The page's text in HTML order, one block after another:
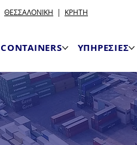
ΘΕΣΣΑΛΟΝΙΚΗ | ΚΡΗΤΗ
CONTAINERS ΥΠΗΡΕΣΙΕΣ